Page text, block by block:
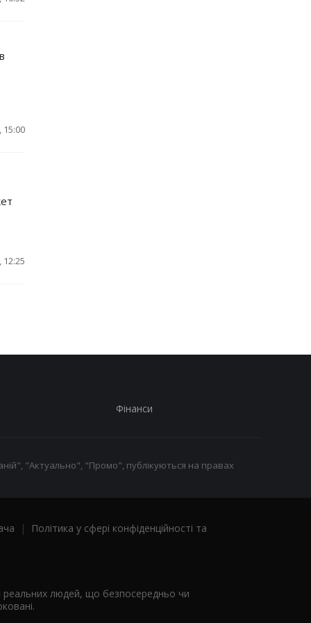
15:00
12:25
Фінанси
"Актуально", "Промо", публікуються на правах
|
Політика у сфері конфіденційності та
людей, що безпосередньо чи